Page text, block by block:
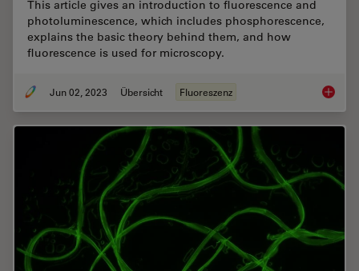
This article gives an introduction to fluorescence and
photoluminescence, which includes phosphorescence,
explains the basic theory behind them, and how
fluorescence is used for microscopy.
Jun 02, 2023 Übersicht Fluoreszenz An